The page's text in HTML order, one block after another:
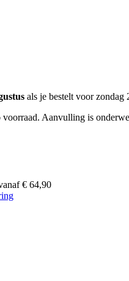
als je bestelt voorzondag
Aanvulling is
€ 64,90